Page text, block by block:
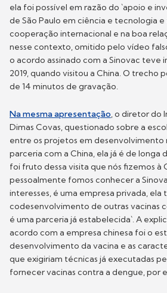
ela foi possível em razão do `apoio e
de São Paulo em ciência e tecnologia
cooperação internacional e na boa
nesse contexto, omitido pelo vídeo
o acordo assinado com a Sinovac teve
2019, quando visitou a China. O trecho
de 14 minutos de gravação.
Na mesma apresentação , o diretor do
Dimas Covas, questionado sobre a
entre os projetos em desenvolvimento
parceria com a China, ela já é de longa
foi fruto dessa visita que nós fizemos à
pessoalmente fomos conhecer a
interesses, é uma empresa privada, ela
codesenvolvimento de outras vacinas
é uma parceria já estabelecida`. A
acordo com a empresa chinesa foi o
desenvolvimento da vacina e as
que exigiriam técnicas já executadas
fornecer vacinas contra a dengue, por